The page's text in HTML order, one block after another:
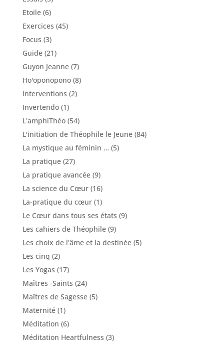
Etoile(6)
Exercices (45)
Focus (3)
Guide(21)
Guyon Jeanne(7)
Ho'oponopono(8)
Interventions (2)
Invertendo(1)
L'amphiThéo(54)
L'initiation de Théophile le Jeune(84)
La mystique au féminin … (5)
La pratique(27)
La pratique avancée(9)
La science du Cœur(16)
La-pratique du cœur(1)
Le Cœur dans tous ses états (9)
Les cahiers de Théophile(9)
Les choix de l'âme et la destinée(5)
Les cinq (2)
Les Yogas (17)
Maîtres -Saints (24)
Maîtres de Sagesse(5)
Maternité(1)
Méditation (6)
Méditation Heartfulness (3)